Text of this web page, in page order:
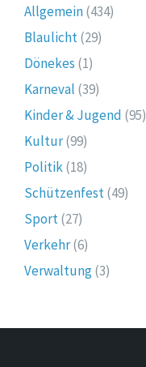
Allgemein(434)
Blaulicht(29)
Dönekes (1)
Karneval (39)
Kinder & Jugend (95)
Kultur(99)
Politik(18)
Schützenfest(49)
Sport(27)
Verkehr(6)
Verwaltung(3)